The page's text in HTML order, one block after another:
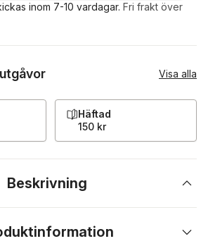
inom 7-10 vardagar. Fri frakt över
Visa alla
Häftad
150 kr
Beskrivning